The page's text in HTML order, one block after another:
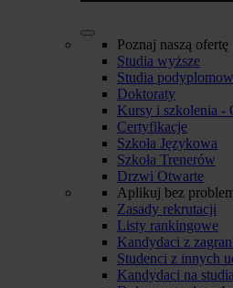
Poznaj naszą ofertę
Studia wyższe
Studia
Doktoraty
Kursy i szkolenia -
Certyfikacje
Szkoła Językowa
Szkoła Trenerów
Drzwi Otwarte
Aplikuj bez
Zasady rekrutacji
Listy rankingowe
Kandydaci z
Studenci z innych
Kandydaci na